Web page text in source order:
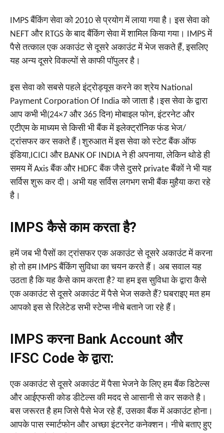
IMPS बैंकिंग सेवा को 2010 से प्रयोग में लाया गया है। इस सेवा को
NEFT और RTGS के बाद बैंकिंग सेवा में शामिल किया गया। IMPS में
पैसे तत्काल एक अकाउंट से दूसरे अकाउंट में भेज सकते हैं, इसलिए
यह अन्य दूसरे विकल्पों से काफी पॉपुलर है।
इस सेवा को सबसे पहले इंट्रोड्यूस करने का श्रेय National
Payment Corporation Of India को जाता है।इस सेवा के द्वारा
आप कभी भी(24×7 और 365 दिन) मोबाइल फोन, इंटरनेट और
एटीएम के माध्यम से किसी भी बैंक में इलेक्ट्रॉनिक फंड भेज/
ट्रांसफर कर सकते हैं।शुरुआत में इस सेवा को स्टेट बैंक ऑफ
इंडिया,ICICI और BANK OF INDIA ने ही अपनाया, लेकिन थोडे ही
समय में Axis बैंक और HDFC बैंक जैसे दुसरे private बैंकों ने भी यह
सर्विस शुरू कर दी। अभी यह सर्विस लगभग सभी बैंक मुहैया करा रहे
है।
IMPS कैसे काम करता है?
हमें जब भी पैसों का ट्रांसफर एक अकाउंट से दूसरे अकाउंट में करना
हो तो हम IMPS बैंकिंग सुविधा का चयन करते हैं। अब सवाल यह
उठता है कि यह कैसे काम करता है? या हम इस सुविधा के द्वारा कैसे
एक अकाउंट से दूसरे अकाउंट में पैसे भेज सकते हैं? घबराइए मत हम
आपको इस से रिलेटेड सभी स्टेप्स नीचे बताने जा रहे हैं।
IMPS करना Bank Account और
IFSC Code के द्वारा:
एक अकाउंट से दूसरे अकाउंट में पैसा भेजने के लिए हम बैंक डिटेल्स
और आईएफसी कोड डीटेल्स की मदद से आसानी से कर सकते है।
बस जरूरत है हम जिसे पैसे भेज रहे हैं, उसका बैंक में अकाउंट होना।
आपके पास स्मार्टफोन और अच्छा इंटरनेट कनेक्शन। नीचे बताए हुए